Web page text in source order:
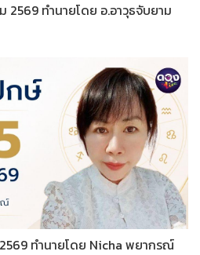
2569 ทำนายโดย อ.อาวุธจับยาม
ทำนายโดย Nicha พยากรณ์